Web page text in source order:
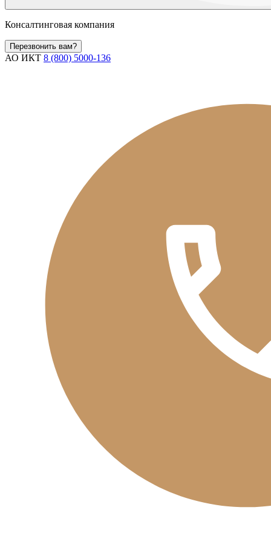
Консалтинговая компания
Перезвонить вам?
АО ИКТ 8 (800) 5000-136